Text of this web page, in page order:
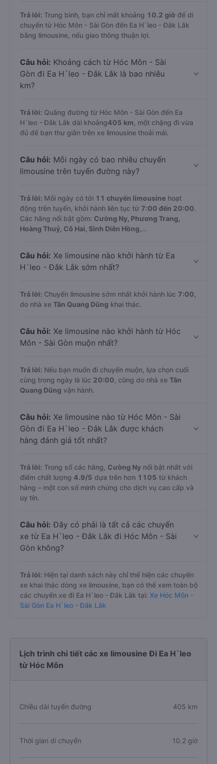
Trả lời: Trung bình, bạn chỉ mất khoảng 10.2 giờ để di
chuyển từ Hóc Môn - Sài Gòn đến Ea H`leo - Đắk Lắk
bằng limousine, nếu giao thông thuận lợi.
Câu hỏi: Khoảng cách từ Hóc Môn - Sài
Gòn đi Ea H`leo - Đắk Lắk là bao nhiêu
km?
Trả lời: Quãng đường từ Hóc Môn - Sài Gòn đến Ea
H`leo - Đắk Lắk dài khoảng405 km , một chặng đi vừa
đủ để bạn thư giãn trên xe limousine thoải mái.
Câu hỏi: Mỗi ngày có bao nhiêu chuyến
limousine trên tuyến đường này?
Trả lời: Mỗi ngày có tới 11 chuyến limousine hoạt
động trên tuyến, khởi hành liên tục từ 7:00 đến 20:00.
Các hãng nổi bật gồm: Cường Ny, Phương Trang,
Hoàng Thuỷ, Cô Hai, Sinh Diên Hồng ,...
Câu hỏi: Xe limousine nào khởi hành từ Ea
H`leo - Đắk Lắk sớm nhất?
Trả lời: Chuyến limousine sớm nhất khởi hành lúc 7:00
do nhà xe Tân Quang Dũng khai thác.
Câu hỏi: Xe limousine nào khởi hành từ Hóc
Môn - Sài Gòn muộn nhất?
Trả lời: Nếu bạn muốn đi chuyến muộn, lựa chọn cuối
cùng trong ngày là lúc 20:00 , cũng do nhà xe Tân
Quang Dũng vận hành.
Câu hỏi: Xe limousine nào từ Hóc Môn - Sài
Gòn đi Ea H`leo - Đắk Lắk được khách
hàng đánh giá tốt nhất?
Trả lời: Trong số các hãng, Cường Ny nổi bật nhất với
điểm chất lượng 4.9/5 dựa trên hơn 1105 từ khách
hàng – một con số minh chứng cho dịch vụ cao cấp và
uy tín.
Câu hỏi: Đây có phải là tất cả các chuyến
xe từ Ea H`leo - Đắk Lắk đi Hóc Môn - Sài
Gòn không?
Trả lời: Hiện tại danh sách này chỉ thể hiện các chuyến
xe khai thác dòng xe limousine, bạn có thể xem toàn bộ
các chuyến xe đi Ea H`leo - Đắk Lắk tại: Xe Hóc Môn -
Sài Gòn Ea H`leo - Đắk Lắk
Lịch trình chi tiết các xe limousine Đi Ea H`leo
từ Hóc Môn
Chiều dài tuyến đường 405 km
Thời gian di chuyển 10.2 giờ